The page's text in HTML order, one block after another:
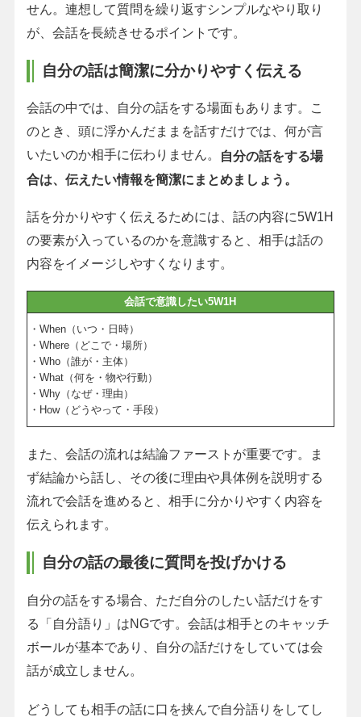
せん。連想して質問を繰り返すシンプルなやり取り
が、会話を長続きせるポイントです。
自分の話は簡潔に分かりやすく伝える
会話の中では、自分の話をする場面もあります。こ
のとき、頭に浮かんだままを話すだけでは、何が言
いたいのか相手に伝わりません。
自分の話をする場
合は、伝えたい情報を簡潔にまとめましょう。
話を分かりやすく伝えるためには、話の内容に5W1H
の要素が入っているのかを意識すると、相手は話の
内容をイメージしやすくなります。
会話で意識したい5W1H
・When（いつ・日時）
・Where（どこで・場所）
・Who（誰が・主体）
・What（何を・物や行動）
・Why（なぜ・理由）
・How（どうやって・手段）
また、会話の流れは結論ファーストが重要です。ま
ず結論から話し、その後に理由や具体例を説明する
流れで会話を進めると、相手に分かりやすく内容を
伝えられます。
自分の話の最後に質問を投げかける
自分の話をする場合、ただ自分のしたい話だけをす
る「自分語り」はNGです。会話は相手とのキャッチ
ボールが基本であり、自分の話だけをしていては会
話が成立しません。
どうしても相手の話に口を挟んで自分語りをしてし